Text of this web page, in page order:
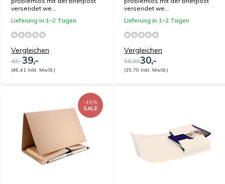
versendet we...
Lieferung in 1–2 Tagen
Vergleichen
43,-39,-
(46,41 Inkl. MwSt.)
versendet we...
Lieferung in 1–2 Tagen
Vergleichen
56,3830,-
(35,70 Inkl. MwSt.)
-48%
SALE